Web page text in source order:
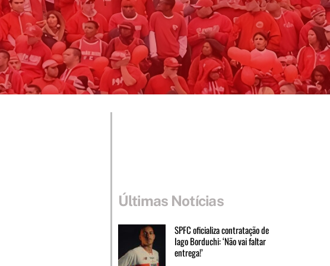
Últimas Notícias
SPFC oficializa contratação de
Iago Borduchi: ‘Não vai faltar
entrega!’